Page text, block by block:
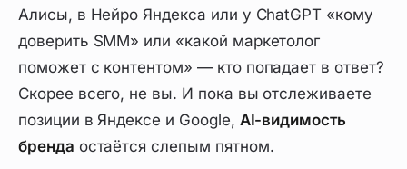
Алисы, в Нейро Яндекса или у ChatGPT «кому
доверить SMM» или «какой маркетолог
поможет с контентом» — кто попадает в ответ?
Скорее всего, не вы. И пока вы отслеживаете
позиции в Яндексе и Google, AI-видимость
бренда остаётся слепым пятном.